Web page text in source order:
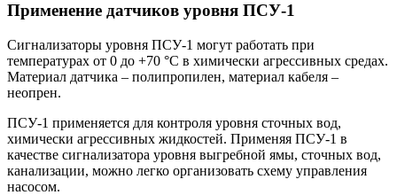
Применение датчиков уровня ПСУ-1
Сигнализаторы уровня ПСУ-1 могут работать при
температурах от 0 до +70 °С в химически агрессивных средах.
Материал датчика – полипропилен, материал кабеля –
неопрен.
ПСУ-1 применяется для контроля уровня сточных вод,
химически агрессивных жидкостей. Применяя ПСУ-1 в
качестве сигнализатора уровня выгребной ямы, сточных вод,
канализации, можно легко организовать схему управления
насосом.